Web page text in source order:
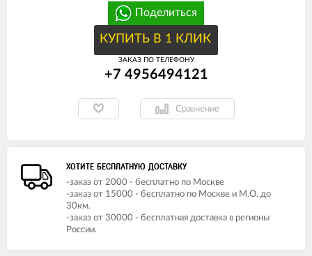
Поделиться
КУПИТЬ В 1 КЛИК
ЗАКАЗ ПО ТЕЛЕФОНУ
+7 4956494121
Сравнение
ХОТИТЕ БЕСПЛАТНУЮ ДОСТАВКУ
-заказ от 2000 - бесплатно по Москве
-заказ от 15000 - бесплатно по Москве и М.О. до
30км.
-заказ от 30000 - бесплатная доставка в регионы
России.